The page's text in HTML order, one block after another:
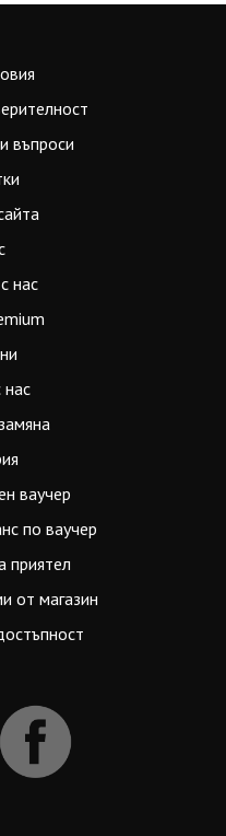
въпроси
нас
нас
ваучер
по ваучер
приятел
от магазин